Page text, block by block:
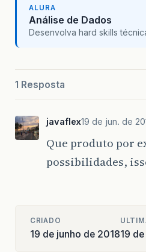
ALURA
Análise de Dados
Desenvolva hard skills
1 Resposta
javaflex19 de jun. de
Que produto por
possibilidades,
CRIADO
19 de junho de 201819